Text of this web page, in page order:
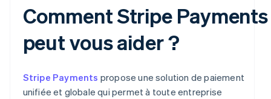
Comment Stripe Payments
peut vous aider ?
Stripe Payments propose une solution de paiement
unifiée et globale qui permet à toute entreprise